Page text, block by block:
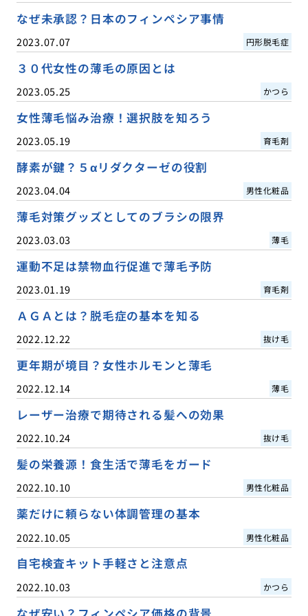
なぜ未承認？日本のフィンペシア事情
2023.07.07 円形脱毛症
３０代女性の薄毛の原因とは
2023.05.25 かつら
女性薄毛悩み治療！選択肢を知ろう
2023.05.19 育毛剤
酵素が鍵？５αリダクターゼの役割
2023.04.04 男性化粧品
薄毛対策グッズとしてのブラシの限界
2023.03.03 薄毛
運動不足は禁物血行促進で薄毛予防
2023.01.19 育毛剤
ＡＧＡとは？脱毛症の基本を知る
2022.12.22 抜け毛
更年期が境目？女性ホルモンと薄毛
2022.12.14 薄毛
レーザー治療で期待される髪への効果
2022.10.24 抜け毛
髪の栄養源！食生活で薄毛をガード
2022.10.10 男性化粧品
薬だけに頼らない体調管理の基本
2022.10.05 男性化粧品
自宅検査キット手軽さと注意点
2022.10.03 かつら